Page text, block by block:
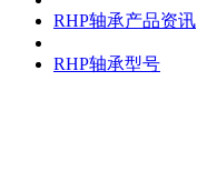
RHP轴承产品资讯
RHP轴承型号